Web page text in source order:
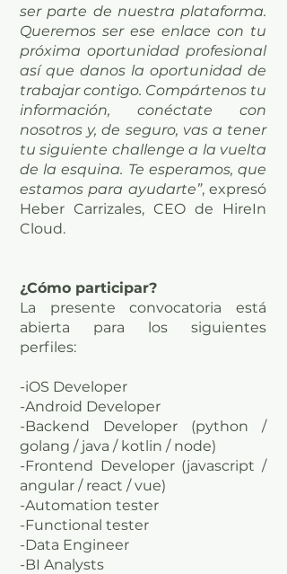
ser parte de nuestra plataforma.
Queremos ser ese enlace con tu
próxima oportunidad profesional
así que danos la oportunidad de
trabajar contigo. Compártenos tu
información, conéctate con
nosotros y, de seguro, vas a tener
tu siguiente challenge a la vuelta
de la esquina. Te esperamos, que
estamos para ayudarte”, expresó
Heber Carrizales, CEO de HireIn
Cloud.
¿Cómo participar?
La presente convocatoria está
abierta para los siguientes
perfiles:
-iOS Developer
-Android Developer
-Backend Developer (python /
golang / java / kotlin / node)
-Frontend Developer (javascript /
angular / react / vue)
-Automation tester
-Functional tester
-Data Engineer
-BI Analysts